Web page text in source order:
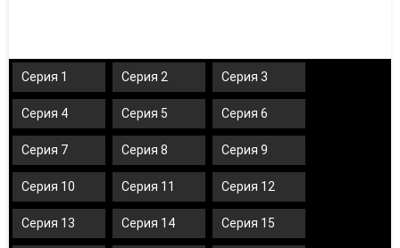
Серия 1 Серия 2 Серия 3
Серия 4 Серия 5 Серия 6
Серия 7 Серия 8 Серия 9
Серия 10 Серия 11 Серия 12
Серия 13 Серия 14 Серия 15